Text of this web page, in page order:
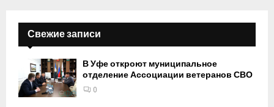
Свежие записи
В Уфе откроют муниципальное
отделение Ассоциации ветеранов СВО
0